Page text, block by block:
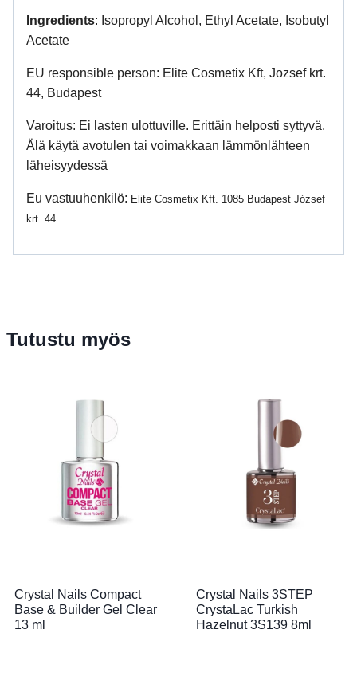
Ingredients: Isopropyl Alcohol, Ethyl Acetate, Isobutyl
Acetate
EU responsible person: Elite Cosmetix Kft, Jozsef krt.
44, Budapest
Varoitus: Ei lasten ulottuville. Erittäin helposti syttyvä.
Älä käytä avotulen tai voimakkaan lämmönlähteen
läheisyydessä
Eu vastuuhenkilö: Elite Cosmetix Kft. 1085 Budapest József
krt. 44.
Tutustu myös
Crystal Nails Compact
Base & Builder Gel Clear
13 ml
Crystal Nails 3STEP
CrystaLac Turkish
Hazelnut 3S139 8ml